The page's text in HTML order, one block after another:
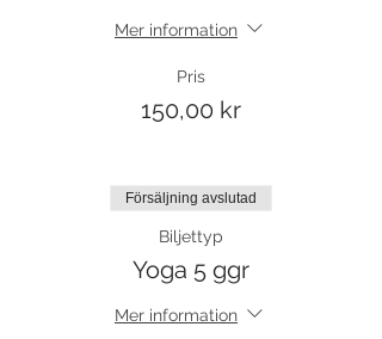
Mer information
Pris
150,00 kr
Försäljning avslutad
Biljettyp
Yoga 5 ggr
Mer information